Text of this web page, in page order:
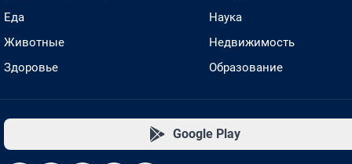
Еда
Животные
Здоровье
Наука
Недвижимость
Образование
Google Play